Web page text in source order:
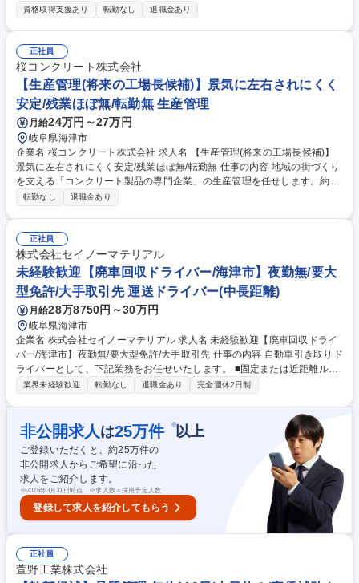
す。当社はJRや小松製作所など大手企業からの依頼も多く新幹線や輸送機
よる機械工学全般の学科講習・実技訓練など教育機会も充実。資格取得に
関わる費用は当社がすべて負担します。 【主な取引先】日本車輛製造様、
三菱重工様などの大手メーカー。求められる品質レベルが高いですが、顧
客が指定した資格を持っている技術者が複数在籍している為、安定したお
取引があります。 募集職種 【鉄道車両など大型部品の品質検査】日勤の
み/転勤無/土日休/再雇用制度あり
資格取得支援あり 転勤なし 退職金あり
正社員
桜コンクリート株式会社
【生産管理(将来の工場長候補)】景気に左右されにくく
安定/残業ほぼ無/転勤無 生産管理
月給24万円～27万円
岐阜県海津市
企業名 桜コンクリート株式会社 求人名 【生産管理(将来の工場長候補)】
景気に左右されにくく安定/残業ほぼ無/転勤無 仕事の内容 地域の街づくり
を支える「コンクリート製品の専門企業」の生産管理を任せします。約50
0種の多品種少量生産のラインの工程段取り、資材発注、在庫・品質管理
を行いながら覚えていただきます。 【詳細】■ライン生産方式における工
程段取り・金型段取り・保全業務 ■受注・見込み生産（半々）に応じた製
造ラインの打合せ・進捗確認 ■500種類の製品に伴う資材発注および在庫
管理・品質管理の一部 ■将来の工場長として製造メンバーのマネジメント
や工場の設備計画・運営管理への参画 募集職種 【生産管理(将来の工場長
候補)】景気に左右されにくく安定/残業ほぼ無/転勤無
転勤なし 退職金あり
正社員
株式会社セイノーマテリアル
未経験歓迎【廃車回収ドライバー/海津市】夜勤無/要大
型免許/大手取引先 運送ドライバー(中長距離)
月給28万8750円～30万円
岐阜県海津市
企業名 株式会社セイノーマテリアル 求人名 未経験歓迎【廃車回収ドライ
バー/海津市】夜勤無/要大型免許/大手取引先 仕事の内容 自動車引き取りド
ライバーとして、下記業務をお任せいたします。 ■固定または近距離ルー
トを運行：中部・近畿地区で1日3～5件の引取りを担当 ■車両積載：タイ
車種多彩：1台積み、2台積み、7tクレーン付き平ボディ、5台積み大型車
等 ■回収後：工場搬入・荷下ろし・伝票処理・日報入力までを完結 ■安全
管理徹底：ドラレコ・バックカメラ等を完備 （職務内容の変更範囲：当社
業務全般） 募集職種 未経験歓迎【廃車回収ドライバー/海津市】夜勤無/要
大型免許/大手取引先
業界未経験歓迎 転勤なし 退職金あり 完全週休2日制
非公開求人 は25万件 ※以上
ご登録いただくと、約25万件の
非公開求人からご希望に沿った
求人をご紹介します。
※2026年3月31日時点 ※求人数＝採用予定人数
登録して求人を紹介してもらう
正社員
萱野工業株式会社